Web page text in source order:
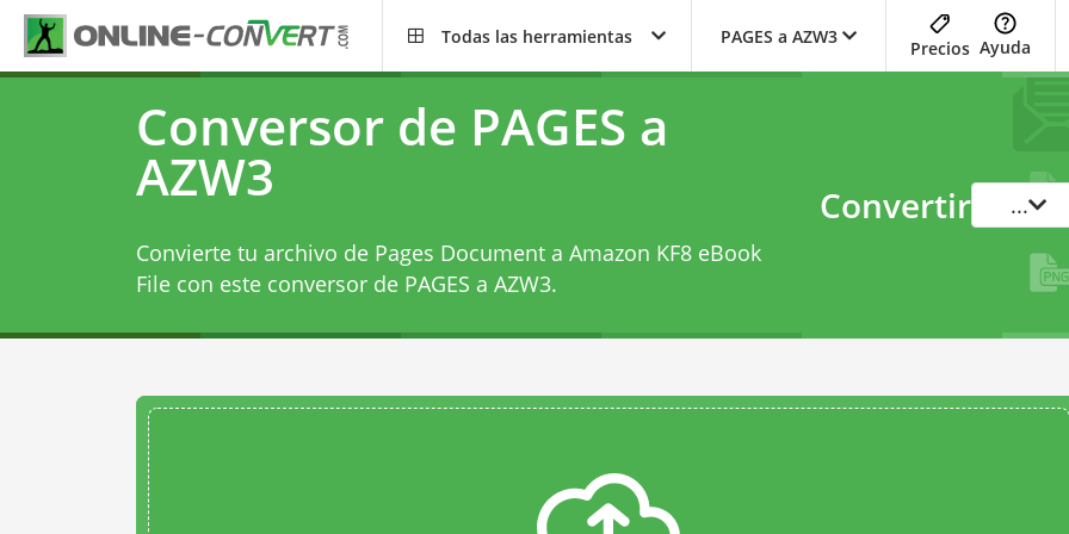
Todas las herramientas PAGES a AZW3
Precios Ayuda
Conversor de PAGES a
AZW3
Convierte tu archivo de Pages Document a Amazon KF8 eBook
File con este conversor de PAGES a AZW3.
Convertir ...